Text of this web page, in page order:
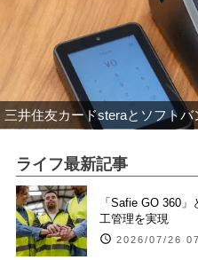
三井住友カードsteraとソフト
ライフ最新記事
「Safie GO 360
工管理を実現
2026/07/26